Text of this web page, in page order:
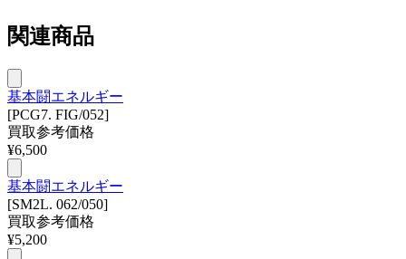
関連商品
基本闘エネルギー
[PCG7. FIG/052]
買取参考価格
¥6,500
基本闘エネルギー
[SM2L. 062/050]
買取参考価格
¥5,200